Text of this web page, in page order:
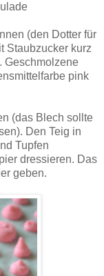
(den Dotter für
Staubzucker kurz
Geschmolzene
pink
(das Blech sollte
Den Teig in
Tupfen
dressieren. Das
geben.